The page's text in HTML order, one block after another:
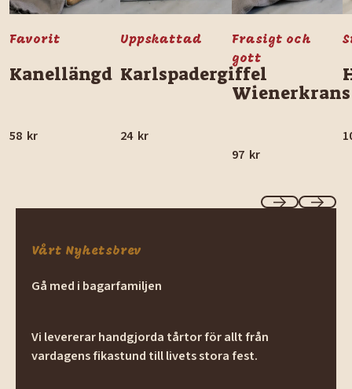
Favorit
Kanellängd
58 kr
Uppskattad
Karlspadergiffel
24 kr
Frasigt och
gott
Wienerkrans
97 kr
PreviousNext
Vårt Nyhetsbrev
Gå med i bagarfamiljen
Vi levererar handgjorda tårtor för allt från
vardagens fikastund till livets stora fest.